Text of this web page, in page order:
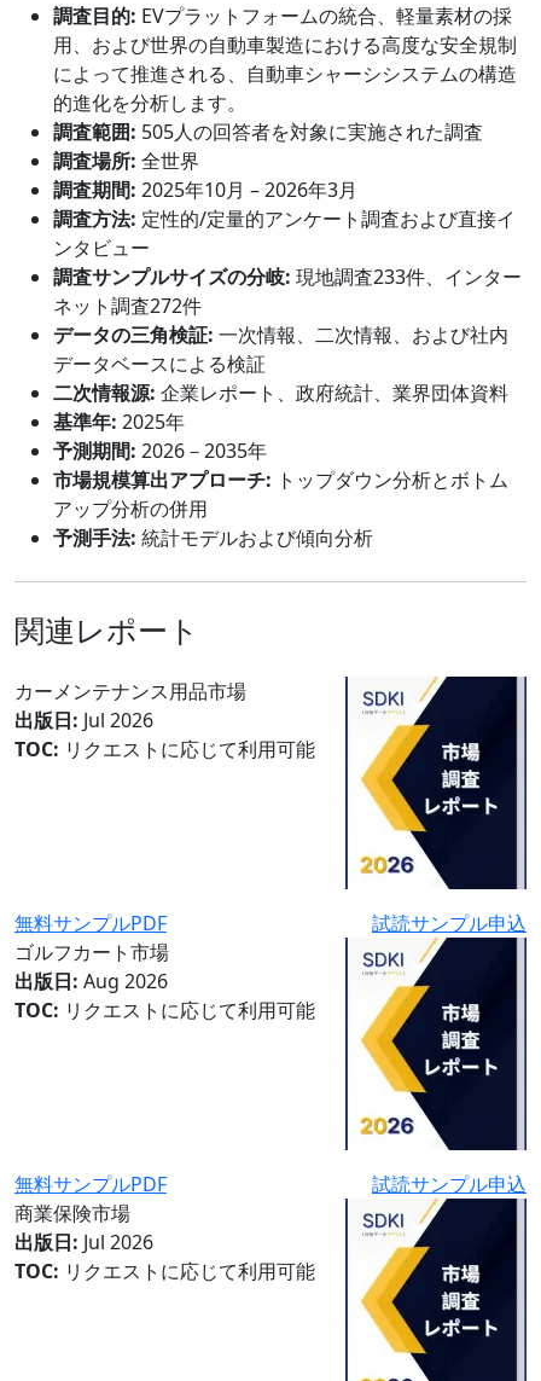
調査目的: EVプラットフォームの統合、軽量素材の採
用、および世界の自動車製造における高度な安全規制
によって推進される、自動車シャーシシステムの構造
的進化を分析します。
調査範囲: 505人の回答者を対象に実施された調査
調査場所: 全世界
調査期間: 2025年10月 – 2026年3月
調査方法: 定性的/定量的アンケート調査および直接イ
ンタビュー
調査サンプルサイズの分岐: 現地調査233件、インター
ネット調査272件
データの三角検証: 一次情報、二次情報、および社内
データベースによる検証
二次情報源: 企業レポート、政府統計、業界団体資料
基準年: 2025年
予測期間: 2026－2035年
市場規模算出アプローチ: トップダウン分析とボトム
アップ分析の併用
予測手法: 統計モデルおよび傾向分析
関連レポート
カーメンテナンス用品市場
出版日: Jul 2026
TOC: リクエストに応じて利用可能
無料サンプルPDF
試読サンプル申込
ゴルフカート市場
出版日: Aug 2026
TOC: リクエストに応じて利用可能
無料サンプルPDF
試読サンプル申込
商業保険市場
出版日: Jul 2026
TOC: リクエストに応じて利用可能